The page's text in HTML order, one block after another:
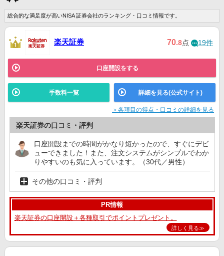
総合的な満足度が高いNISA 証券会社のランキング・口コミ情報です。
楽天証券 70.8点 19件
口座開設をする
手数料一覧 詳細を見る(公式サイト)
＞各項目の得点・口コミの詳細を見る
楽天証券の口コミ・評判
口座開設までの時間がかなり短かったので、すぐにデビ
ューできました！また、注文システムがシンプルでわか
りやすいのも気に入っています。（30代／男性）
その他の口コミ・評判
PR情報
楽天証券の口座開設＋各種取引でポイントプレゼント。
詳しく見る≫